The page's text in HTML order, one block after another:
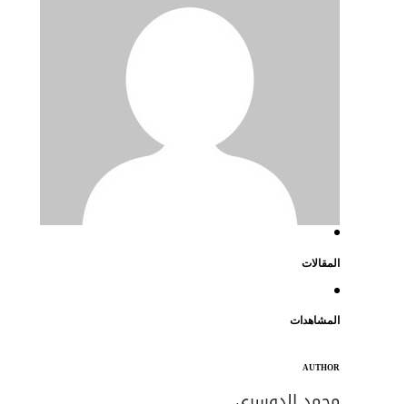
المقالات
المشاهدات
AUTHOR